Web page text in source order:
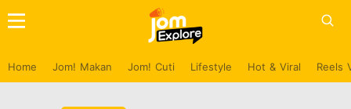
Home Jom! Makan Jom! Cuti Lifestyle Hot & Viral Reels